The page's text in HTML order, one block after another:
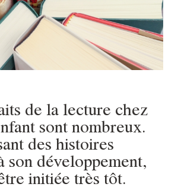
de la lecture chez
sont nombreux.
des histoires
son développement,
initiée très tôt.